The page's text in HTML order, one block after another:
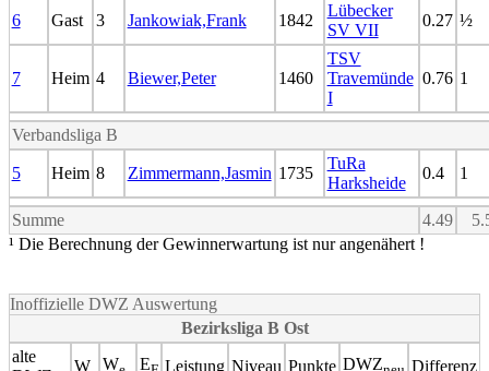
6 Gast 3 Jankowiak,Frank 1842
Lübecker
SV VII
0.27 ½
7 Heim 4 Biewer,Peter 1460
TSV
Travemünde
I
0.76 1
Verbandsliga B
5 Heim 8 Zimmermann,Jasmin 1735
TuRa
Harksheide
0.4 1
Summe 4.49
¹ Die Berechnung der Gewinnerwartung ist nur angenähert !
Inoffizielle DWZ Auswertung
Bezirksliga B Ost
alte
W W E Leistung Niveau Punkte DWZ Differenz